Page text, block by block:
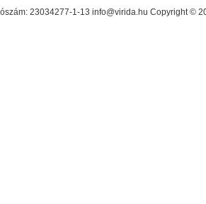
23034277-1-13 info@virida.hu Copyright ©